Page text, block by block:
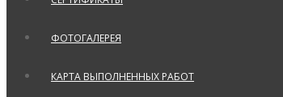
ФОТОГАЛЕРЕЯ
КАРТА ВЫПОЛНЕННЫХ РАБОТ